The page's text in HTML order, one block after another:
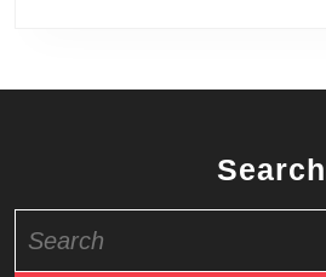
Search
for: